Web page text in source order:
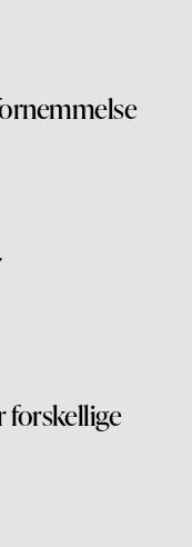
forskellige